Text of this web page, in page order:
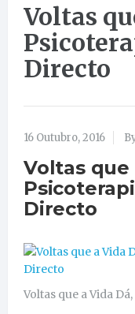
Voltas
Directo
16 Outubro, 2016
Voltas que
Directo
Voltas que a Vida